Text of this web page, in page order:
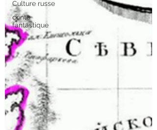
Culture russe
conte
fantastique